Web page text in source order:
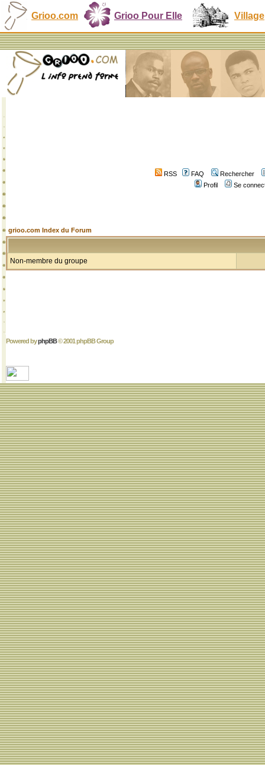
Grioo.com Grioo Pour Elle Village
RSS FAQ
Rechercher
Profil
Se
grioo.com Index du Forum
Non-membre du groupe
Powered byphpBB© 2001 phpBB Group